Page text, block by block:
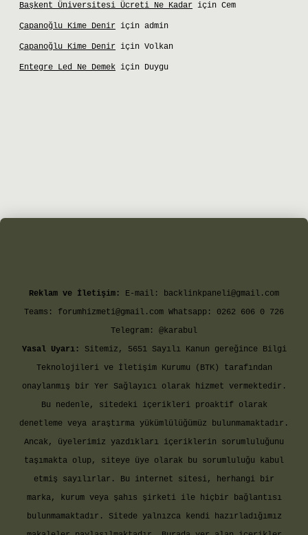
Başkent Üniversitesi Ücreti Ne Kadar için Cem
Çapanoğlu Kime Denir için admin
Çapanoğlu Kime Denir için Volkan
Entegre Led Ne Demek için Duygu
giriş
Reklam ve İletişim: E-mail: backlinkpaneli@gmail.com
Teams: forumhizmeti@gmail.com Whatsapp: 0262 606 0 726
Telegram: @karabul
Yasal Uyarı:
Sitemiz, 5651 Sayılı Kanun gereğince Bilgi
Teknolojileri ve İletişim Kurumu (BTK) tarafından
onaylanmış bir Yer Sağlayıcı olarak hizmet vermektedir.
Bu nedenle, sitedeki içerikleri proaktif olarak
denetleme veya araştırma yükümlülüğümüz bulunmamaktadır.
Ancak, üyelerimiz yazdıkları içeriklerin sorumluluğunu
taşımakta olup, siteye üye olarak bu sorumluluğu kabul
etmiş sayılırlar. Bu internet sitesi, herhangi bir
marka, kurum veya şahıs şirketi ile hiçbir bağlantısı
bulunmamaktadır. Sitede yalnızca kendi hazırladığımız